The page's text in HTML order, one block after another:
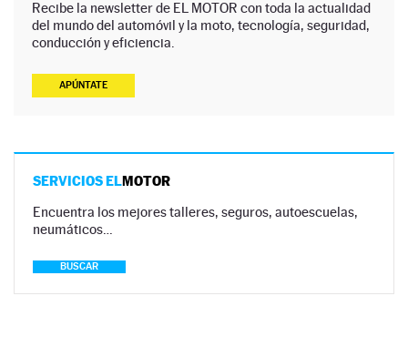
Recibe la newsletter de EL MOTOR con toda la actualidad
del mundo del automóvil y la moto, tecnología, seguridad,
conducción y eficiencia.
APÚNTATE
SERVICIOS ELMOTOR
Encuentra los mejores talleres, seguros, autoescuelas,
neumáticos…
BUSCAR